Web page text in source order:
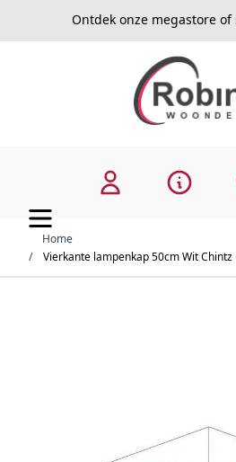
Ga naar de inhoudOntdek onze megastore of
Home
/
Vierkante lampenkap 50cm Wit Chintz